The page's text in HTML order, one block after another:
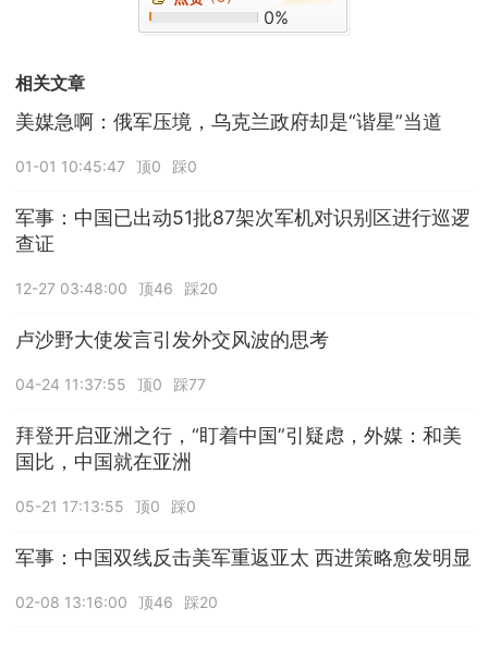
0%
相关文章
美媒急啊：俄军压境，乌克兰政府却是“谐星”当道
01-01 10:45:47 顶0 踩0
军事：中国已出动51批87架次军机对识别区进行巡逻
查证
12-27 03:48:00 顶46 踩20
卢沙野大使发言引发外交风波的思考
04-24 11:37:55 顶0 踩77
拜登开启亚洲之行，“盯着中国”引疑虑，外媒：和美
国比，中国就在亚洲
05-21 17:13:55 顶0 踩0
军事：中国双线反击美军重返亚太 西进策略愈发明显
02-08 13:16:00 顶46 踩20